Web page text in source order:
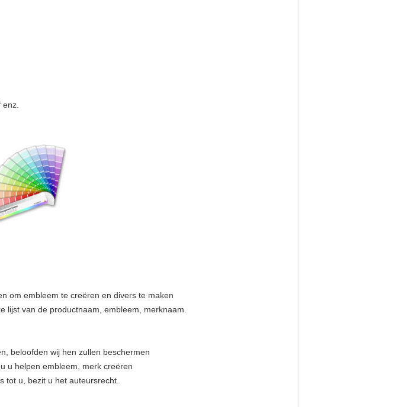
om embleem te creëren en divers te maken
lijst van de productnaam, embleem, merknaam.
beloofden wij hen zullen beschermen
u helpen embleem, merk creëren
tot u, bezit u het auteursrecht.